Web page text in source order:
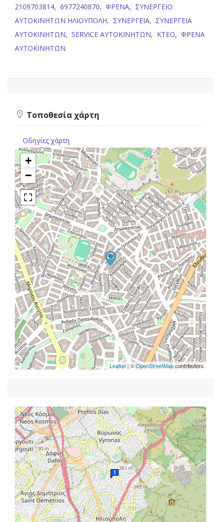
2109703814, 6977240870, ΦΡΕΝΑ, ΣΥΝΕΡΓΕΙΟ
ΑΥΤΟΚΙΝΗΤΩΝ ΗΛΙΟΥΠΟΛΗ, ΣΥΝΕΡΓΕΙΑ, ΣΥΝΕΡΓΕΙΑ
ΑΥΤΟΚΙΝΗΤΩΝ, SERVICE ΑΥΤΟΚΙΝΗΤΩΝ, ΚΤΕΟ, ΦΡΕΝΑ
ΑΥΤΟΚΙΝΗΤΩΝ
Τοποθεσία χάρτη
Οδηγίες χάρτη
+
−
Leaflet| ©OpenStreetMapcontributors